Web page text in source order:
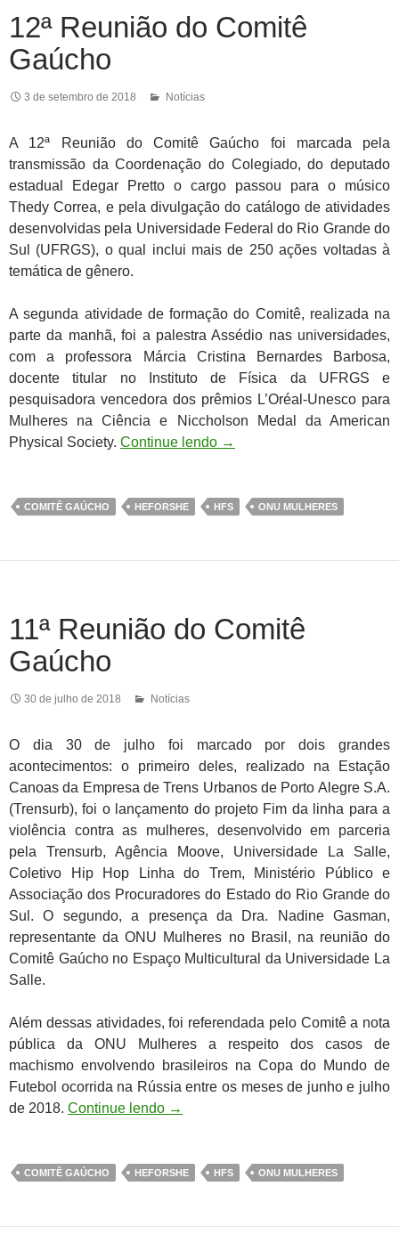
12ª Reunião do Comitê
Gaúcho
3 de setembro de 2018 Notícias
A 12ª Reunião do Comitê Gaúcho foi marcada pela
transmissão da Coordenação do Colegiado, do deputado
estadual Edegar Pretto o cargo passou para o músico
Thedy Correa, e pela divulgação do catálogo de atividades
desenvolvidas pela Universidade Federal do Rio Grande do
Sul (UFRGS), o qual inclui mais de 250 ações voltadas à
temática de gênero.
A segunda atividade de formação do Comitê, realizada na
parte da manhã, foi a palestra Assédio nas universidades,
com a professora Márcia Cristina Bernardes Barbosa,
docente titular no Instituto de Física da UFRGS e
pesquisadora vencedora dos prêmios L’Oréal-Unesco para
Mulheres na Ciência e Niccholson Medal da American
Physical Society. Continue lendo →
COMITÊ GAÚCHO HEFORSHE HFS ONU MULHERES
11ª Reunião do Comitê
Gaúcho
30 de julho de 2018 Notícias
O dia 30 de julho foi marcado por dois grandes
acontecimentos: o primeiro deles, realizado na Estação
Canoas da Empresa de Trens Urbanos de Porto Alegre S.A.
(Trensurb), foi o lançamento do projeto Fim da linha para a
violência contra as mulheres, desenvolvido em parceria
pela Trensurb, Agência Moove, Universidade La Salle,
Coletivo Hip Hop Linha do Trem, Ministério Público e
Associação dos Procuradores do Estado do Rio Grande do
Sul. O segundo, a presença da Dra. Nadine Gasman,
representante da ONU Mulheres no Brasil, na reunião do
Comitê Gaúcho no Espaço Multicultural da Universidade La
Salle.
Além dessas atividades, foi referendada pelo Comitê a nota
pública da ONU Mulheres a respeito dos casos de
machismo envolvendo brasileiros na Copa do Mundo de
Futebol ocorrida na Rússia entre os meses de junho e julho
de 2018. Continue lendo →
COMITÊ GAÚCHO HEFORSHE HFS ONU MULHERES